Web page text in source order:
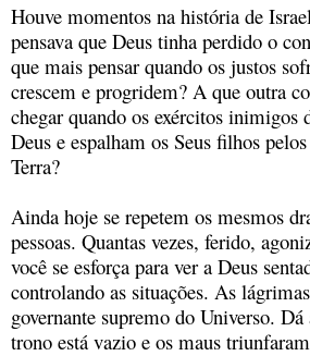
Houve momentos na história de
pensava que Deus tinha perdido o
que mais pensar quando os justos
crescem e progridem? A que outra
chegar quando os exércitos inimigos
Deus e espalham os Seus filhos
Terra?
Ainda hoje se repetem os mesmos
pessoas. Quantas vezes, ferido,
você se esforça para ver a Deus
controlando as situações. As
governante supremo do Universo.
trono está vazio e os maus